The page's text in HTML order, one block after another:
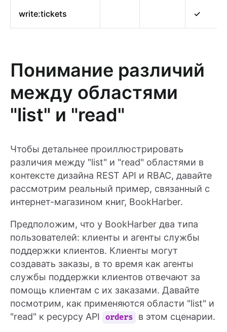
write:tickets ✓
Понимание различий
между областями
"list" и "read"
Чтобы детальнее проиллюстрировать
различия между "list" и "read" областями в
контексте дизайна REST API и RBAC, давайте
рассмотрим реальный пример, связанный с
интернет-магазином книг, BookHarber.
Предположим, что у BookHarber два типа
пользователей: клиенты и агенты службы
поддержки клиентов. Клиенты могут
создавать заказы, в то время как агенты
службы поддержки клиентов отвечают за
помощь клиентам с их заказами. Давайте
посмотрим, как применяются области "list" и
"read" к ресурсу API
orders в этом сценарии.